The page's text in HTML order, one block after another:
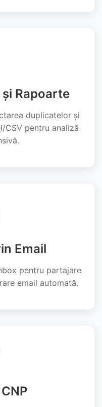
Rapoarte
duplicatelor și
CSV pentru analiză
Email
pentru partajare
email automată.